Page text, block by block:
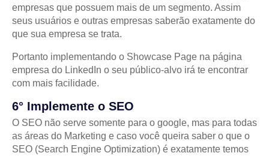
empresas que possuem mais de um segmento. Assim
seus usuários e outras empresas saberão exatamente do
que sua empresa se trata.
Portanto implementando o Showcase Page na página
empresa do LinkedIn o seu público-alvo irá te encontrar
com mais facilidade.
6° Implemente o SEO
O SEO não serve somente para o google, mas para todas
as áreas do Marketing e caso você queira saber o que o
SEO (Search Engine Optimization) é exatamente temos